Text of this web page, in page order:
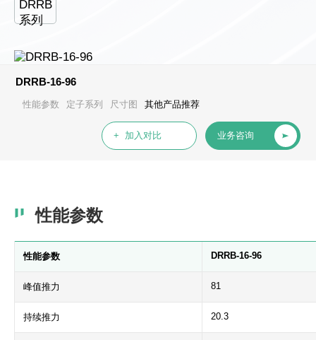
DRRB-16-96
性能参数 定子系列 尺寸图 其他产品推荐
+ 加入对比 业务咨询
性能参数
性能参数 DRRB-16-96
峰值推力 81
持续推力 20.3